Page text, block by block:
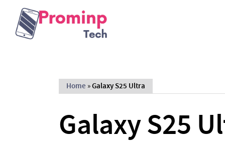
Home »Galaxy S25 Ultra
Galaxy S25